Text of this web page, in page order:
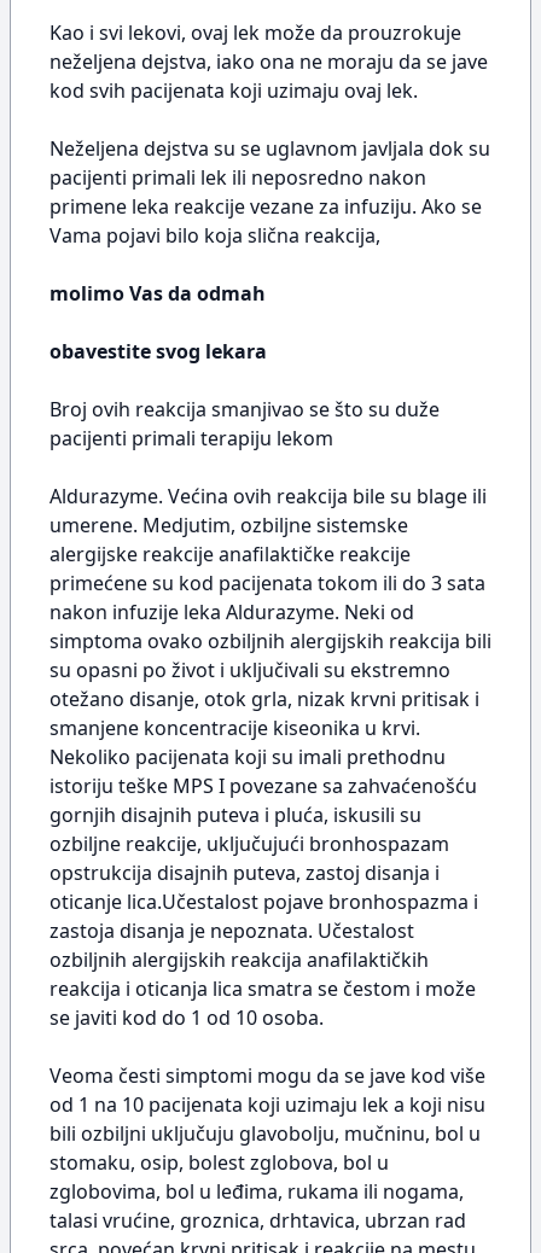
Kao i svi lekovi, ovaj lek može da prouzrokuje
neželjena dejstva, iako ona ne moraju da se jave
kod svih pacijenata koji uzimaju ovaj lek.
Neželjena dejstva su se uglavnom javljala dok su
pacijenti primali lek ili neposredno nakon
primene leka reakcije vezane za infuziju. Ako se
Vama pojavi bilo koja slična reakcija,
molimo Vas da odmah
obavestite svog lekara
Broj ovih reakcija smanjivao se što su duže
pacijenti primali terapiju lekom
Aldurazyme. Većina ovih reakcija bile su blage ili
umerene. Medjutim, ozbiljne sistemske
alergijske reakcije anafilaktičke reakcije
primećene su kod pacijenata tokom ili do 3 sata
nakon infuzije leka Aldurazyme. Neki od
simptoma ovako ozbiljnih alergijskih reakcija bili
su opasni po život i uključivali su ekstremno
otežano disanje, otok grla, nizak krvni pritisak i
smanjene koncentracije kiseonika u krvi.
Nekoliko pacijenata koji su imali prethodnu
istoriju teške MPS I povezane sa zahvaćenošću
gornjih disajnih puteva i pluća, iskusili su
ozbiljne reakcije, uključujući bronhospazam
opstrukcija disajnih puteva, zastoj disanja i
oticanje lica.Učestalost pojave bronhospazma i
zastoja disanja je nepoznata. Učestalost
ozbiljnih alergijskih reakcija anafilaktičkih
reakcija i oticanja lica smatra se čestom i može
se javiti kod do 1 od 10 osoba.
Veoma česti simptomi mogu da se jave kod više
od 1 na 10 pacijenata koji uzimaju lek a koji nisu
bili ozbiljni uključuju glavobolju, mučninu, bol u
stomaku, osip, bolest zglobova, bol u
zglobovima, bol u leđima, rukama ili nogama,
talasi vrućine, groznica, drhtavica, ubrzan rad